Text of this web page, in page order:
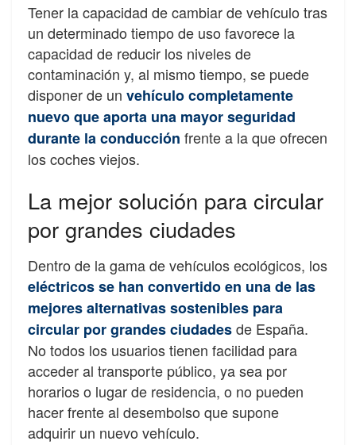
Tener la capacidad de cambiar de vehículo tras
un determinado tiempo de uso favorece la
capacidad de reducir los niveles de
contaminación y, al mismo tiempo, se puede
disponer de un vehículo completamente
nuevo que aporta una mayor seguridad
durante la conducción frente a la que ofrecen
los coches viejos.
La mejor solución para circular
por grandes ciudades
Dentro de la gama de vehículos ecológicos, los
eléctricos se han convertido en una de las
mejores alternativas sostenibles para
circular por grandes ciudadesde España.
No todos los usuarios tienen facilidad para
acceder al transporte público, ya sea por
horarios o lugar de residencia, o no pueden
hacer frente al desembolso que supone
adquirir un nuevo vehículo.